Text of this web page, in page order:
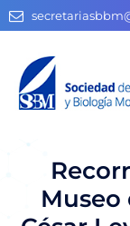
Museo